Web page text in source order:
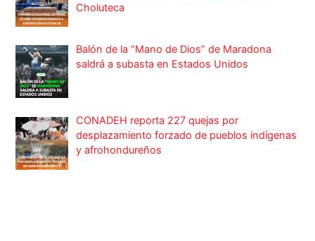
Choluteca
Balón de la “Mano de Dios” de Maradona
saldrá a subasta en Estados Unidos
CONADEH reporta 227 quejas por
desplazamiento forzado de pueblos indígenas
y afrohondureños